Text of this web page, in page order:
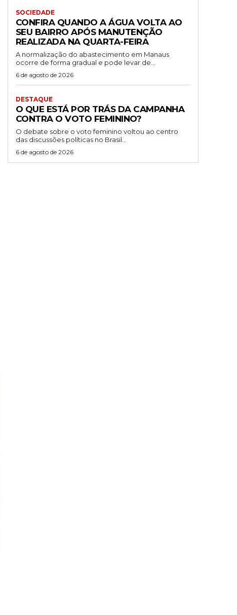
SOCIEDADE
CONFIRA QUANDO A ÁGUA VOLTA AO
SEU BAIRRO APÓS MANUTENÇÃO
REALIZADA NA QUARTA-FEIRA
A normalização do abastecimento em Manaus
ocorre de forma gradual e pode levar de...
6 de agosto de 2026
DESTAQUE
O QUE ESTÁ POR TRÁS DA CAMPANHA
CONTRA O VOTO FEMININO?
O debate sobre o voto feminino voltou ao centro
das discussões políticas no Brasil...
6 de agosto de 2026